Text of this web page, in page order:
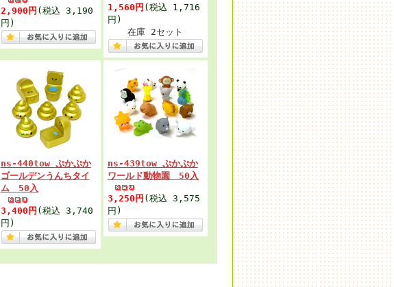
2,900円 (税込 3,190
円)
1,560円 (税込 1,716
円)
在庫 2セット
ns-440tow ぷかぷか
ゴールデンうんちタイ
ム 50入
3,400円 (税込 3,740
円)
ns-439tow ぷかぷか
ワールド動物園 50入
3,250円 (税込 3,575
円)